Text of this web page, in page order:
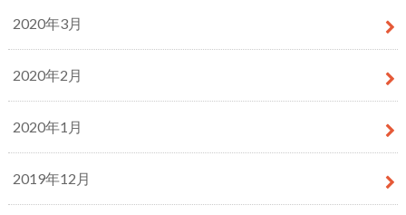
2020年3月
2020年2月
2020年1月
2019年12月